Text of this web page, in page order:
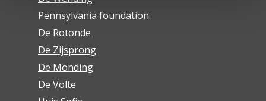
Pennsylvania foundation
De Rotonde
De Zijsprong
De Monding
De Volte